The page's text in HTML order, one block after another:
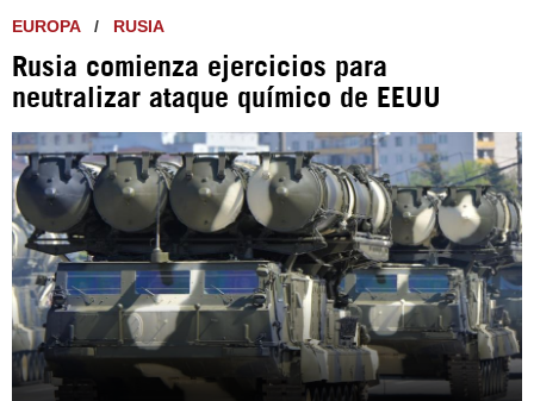
https://t.me/hispantvcanal
https://urmedium.com/c/hispantv
Instagram como: hispan_tv
EUROPA/ RUSIA
Rusia comienza ejercicios para
neutralizar ataque químico de EEUU